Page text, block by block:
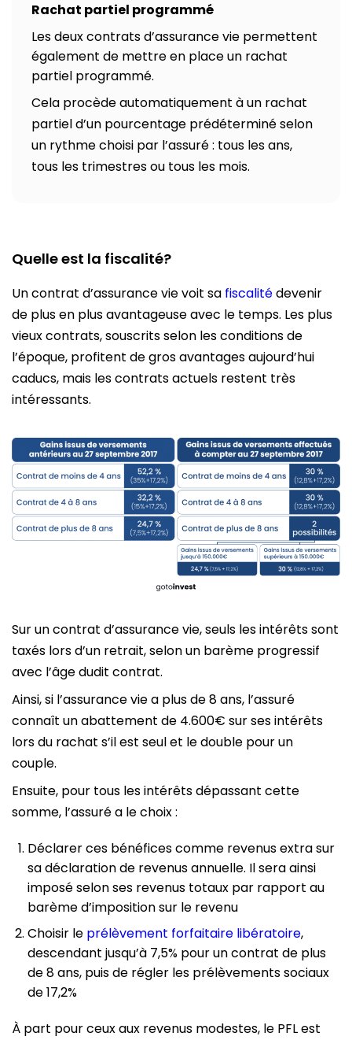
Rachat partiel programmé
Les deux contrats d’assurance vie permettent
également de mettre en place un rachat
partiel programmé.
Cela procède automatiquement à un rachat
partiel d’un pourcentage prédéterminé selon
un rythme choisi par l’assuré : tous les ans,
tous les trimestres ou tous les mois.
Quelle est la fiscalité?
Un contrat d’assurance vie voit sa fiscalitédevenir
de plus en plus avantageuse avec le temps. Les plus
vieux contrats, souscrits selon les conditions de
l’époque, profitent de gros avantages aujourd’hui
caducs, mais les contrats actuels restent très
intéressants.
Sur un contrat d’assurance vie, seuls les intérêts sont
taxés lors d’un retrait, selon un barème progressif
avec l’âge dudit contrat.
Ainsi, si l’assurance vie a plus de 8 ans, l’assuré
connaît un abattement de 4.600€ sur ses intérêts
lors du rachat s’il est seul et le double pour un
couple.
Ensuite, pour tous les intérêts dépassant cette
somme, l’assuré a le choix :
Déclarer ces bénéfices comme revenus extra sur
sa déclaration de revenus annuelle. Il sera ainsi
imposé selon ses revenus totaux par rapport au
barème d’imposition sur le revenu
Choisir le prélèvement forfaitaire libératoire,
descendant jusqu’à 7,5% pour un contrat de plus
de 8 ans, puis de régler les prélèvements sociaux
de 17,2%
À part pour ceux aux revenus modestes, le PFL est